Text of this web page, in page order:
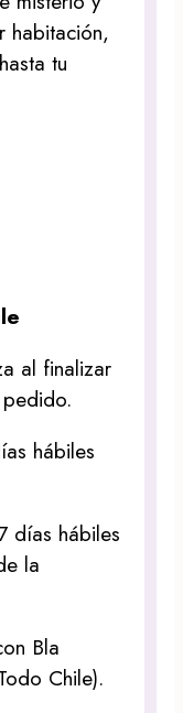
habitación,
tu
al finalizar
hábiles
días hábiles
la
Bla
Chile).